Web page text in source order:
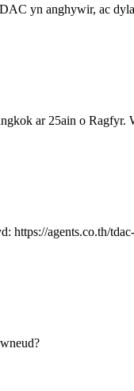
yn anghywir, ac
ar 25ain o
https://agents.co.th/